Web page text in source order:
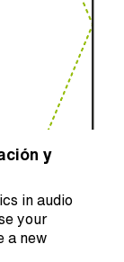
y
in audio
your
a new